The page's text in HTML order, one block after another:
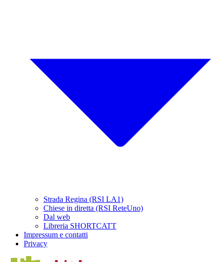
Strada Regina (RSI LA1)
Chiese in diretta (RSI ReteUno)
Dal web
Libreria SHORTCATT
Impressum e contatti
Privacy